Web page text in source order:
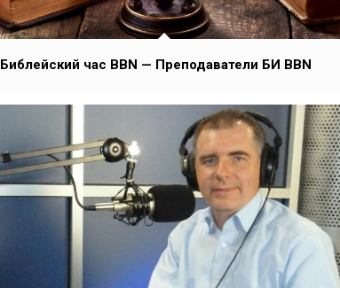
Библейский час BBN — Преподаватели БИ BBN